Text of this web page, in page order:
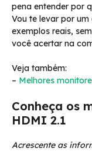
pena entender por
Vou te levar por
exemplos reais,
você acertar na
Veja também:
– Melhores
Conheça os
HDMI 2.1
Acrescente as